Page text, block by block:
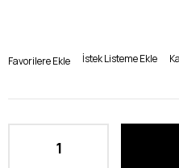
Favorilere Ekle İstek Listeme Ekle